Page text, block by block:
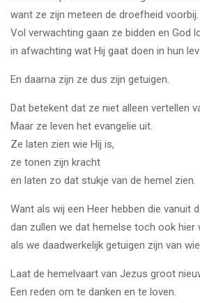
want ze zijn meteen de droefheid voorbij.
Vol verwachting gaan ze bidden en God
in afwachting wat Hij gaat doen in hun
En daarna zijn ze dus zijn getuigen.
Dat betekent dat ze niet alleen vertellen
Maar ze leven het evangelie uit.
Ze laten zien wie Hij is,
ze tonen zijn kracht
en laten zo dat stukje van de hemel zien.
Want als wij een Heer hebben die vanuit
dan zullen we dat hemelse toch ook hier
als we daadwerkelijk getuigen zijn van
Laat de hemelvaart van Jezus groot
Een reden om te danken en te loven.